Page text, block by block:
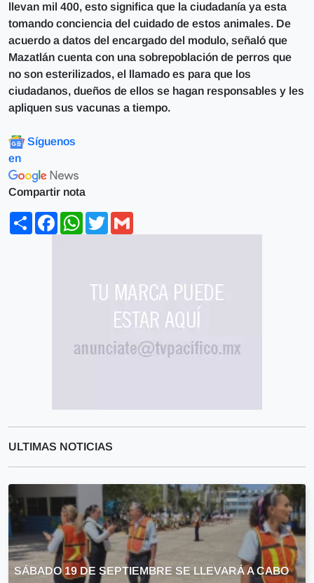
llevan mil 400, esto significa que la ciudadanía ya esta
tomando conciencia del cuidado de estos animales. De
acuerdo a datos del encargado del modulo, señaló que
Mazatlán cuenta con una sobrepoblación de perros que
no son esterilizados, el llamado es para que los
ciudadanos, dueños de ellos se hagan responsables y les
apliquen sus vacunas a tiempo.
Síguenos
en
Compartir nota
ShareFacebookWhatsApp
Twitter
ULTIMAS NOTICIAS
SÁBADO 19 DE SEPTIEMBRE SE LLEVARÁ A CABO